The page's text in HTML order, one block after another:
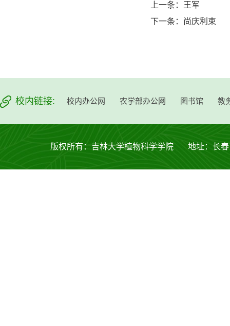
上一条：
王军
下一条：
尚庆利束
校内链接: 校内办公网 农学部办公网 图书馆 教
版权所有：吉林大学植物科学学院 地址：长